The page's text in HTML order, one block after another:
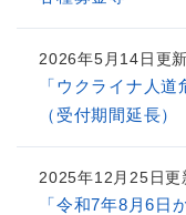
2026年5月14日更新
「ウクライナ人
（受付期間延長）
2025年12月25日更
「令和7年8月6日